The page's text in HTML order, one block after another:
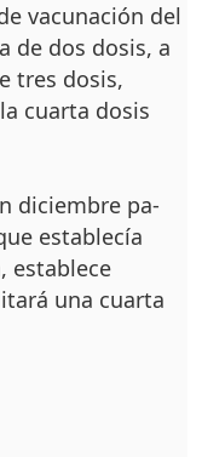
vacunación del
de dos dosis, a
tres dosis,
cuar­ta dosis
diciembre pa­
establecía
establece
una cuarta